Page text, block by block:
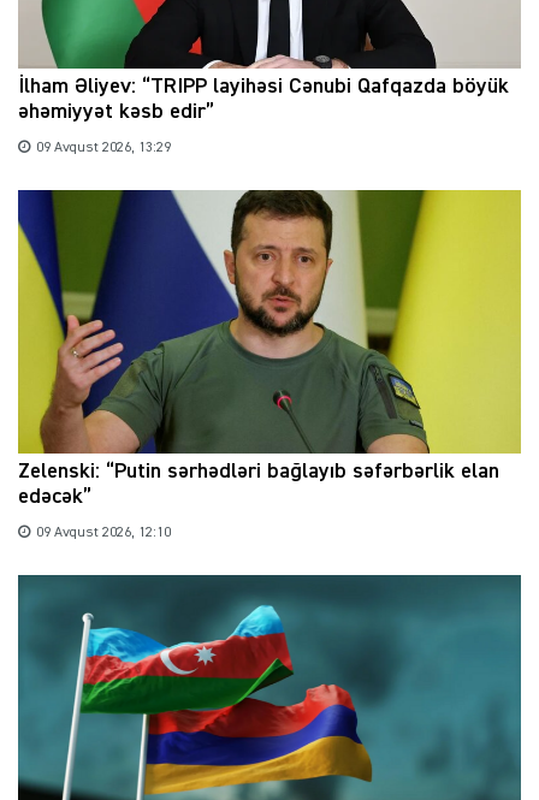
İlham Əliyev: “TRIPP layihəsi Cənubi Qafqazda böyük
əhəmiyyət kəsb edir”
09 Avqust 2026, 13:29
Zelenski: “Putin sərhədləri bağlayıb səfərbərlik elan
edəcək”
09 Avqust 2026, 12:10